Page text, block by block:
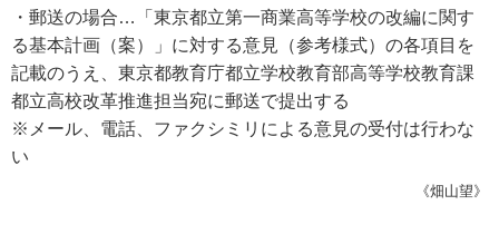
・郵送の場合…「東京都立第一商業高等学校の改編に関す
る基本計画（案）」に対する意見（参考様式）の各項目を
記載のうえ、東京都教育庁都立学校教育部高等学校教育課
都立高校改革推進担当宛に郵送で提出する
※メール、電話、ファクシミリによる意見の受付は行わな
い
《畑山望》